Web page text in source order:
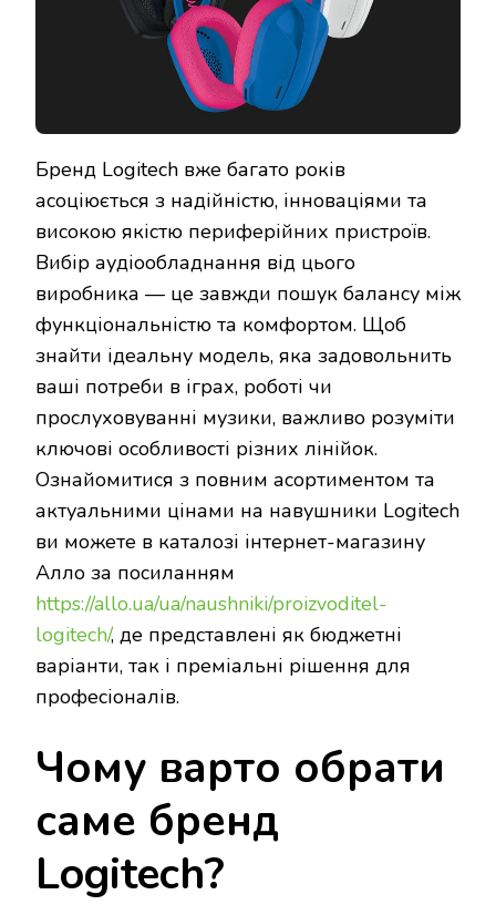
Бренд Logitech вже багато років
асоціюється з надійністю, інноваціями та
високою якістю периферійних пристроїв.
Вибір аудіообладнання від цього
виробника — це завжди пошук балансу між
функціональністю та комфортом. Щоб
знайти ідеальну модель, яка задовольнить
ваші потреби в іграх, роботі чи
прослуховуванні музики, важливо розуміти
ключові особливості різних лінійок.
Ознайомитися з повним асортиментом та
актуальними цінами на навушники Logitech
ви можете в каталозі інтернет-магазину
Алло за посиланням
https://allo.ua/ua/naushniki/proizvoditel-
logitech/, де представлені як бюджетні
варіанти, так і преміальні рішення для
професіоналів.
Чому варто обрати
саме бренд
Logitech?